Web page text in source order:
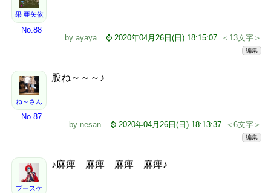
果 亜矢依
No.88
by ayaya. ⌚ 2020年04月26日(日) 18:15:07 ＜13文字＞
編集
ね～さん
No.87
股ね～～～♪
by nesan. ⌚ 2020年04月26日(日) 18:13:37 ＜6文字＞
編集
ブースケ
♪麻痺 麻痺 麻痺 麻痺♪